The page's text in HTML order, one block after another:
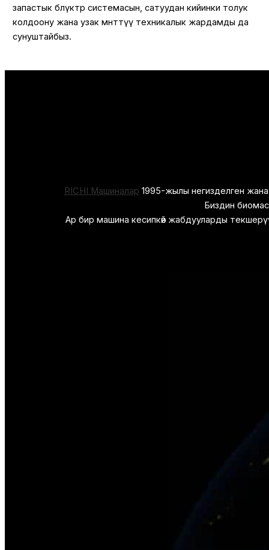
запастык бөлүктөр системасын, сатуудан кийинки толук
колдоону жана узак мөөнөттүү техникалык жардамды да
сунуштайбыз.
RICHI Машиналар 1995-жылы негизделген
Биздин
Ар бир машина кесипкөй жабдууларды